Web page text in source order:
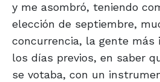
y me asombró, teniendo
elección de septiembre,
concurrencia, la gente más
los días previos, en saber
se votaba, con un